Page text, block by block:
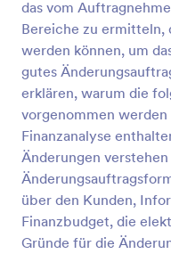
das vom
Bereiche zu ermitteln,
werden können, um
gutes
erklären, warum die
vorgenommen werden
Finanzanalyse
Änderungen
über den Kunden,
Finanzbudget, die
Gründe für die